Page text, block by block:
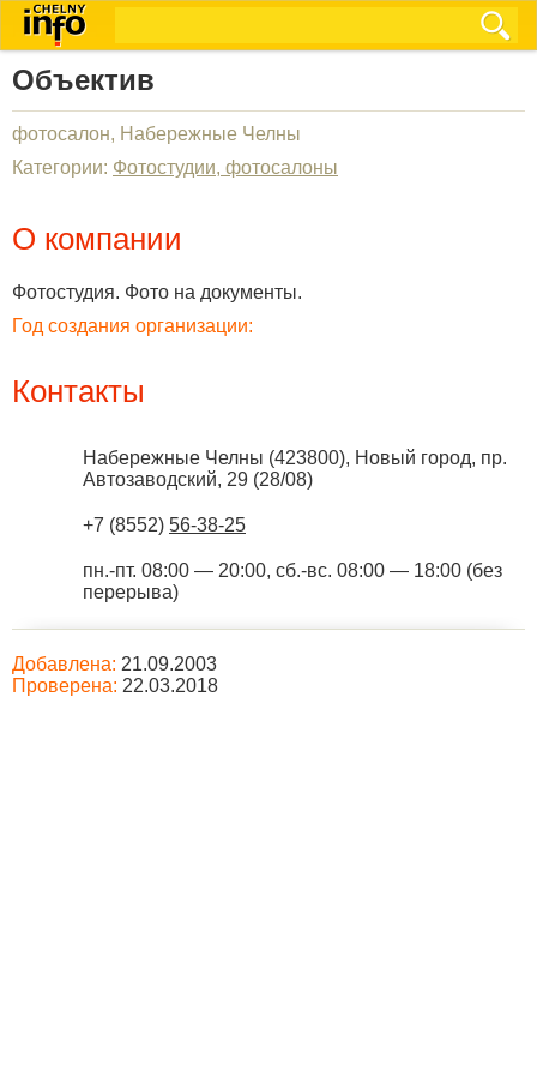
Объектив
фотосалон, Набережные Челны
Категории: Фотостудии, фотосалоны
О компании
Фотостудия. Фото на документы.
Год создания организации:
Контакты
Набережные Челны (423800), Новый город, пр.
Автозаводский, 29 (28/08)
+7 (8552) 56-38-25
пн.-пт. 08:00 — 20:00, сб.-вс. 08:00 — 18:00 (без
перерыва)
Добавлена: 21.09.2003
Проверена: 22.03.2018